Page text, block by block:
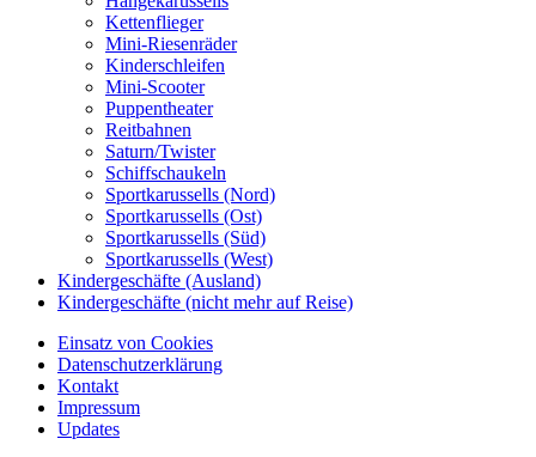
Kettenflieger
Mini-Riesenräder
Kinderschleifen
Mini-Scooter
Puppentheater
Reitbahnen
Saturn/Twister
Schiffschaukeln
Sportkarussells (Nord)
Sportkarussells (Ost)
Sportkarussells (Süd)
Sportkarussells (West)
Kindergeschäfte (Ausland)
Kindergeschäfte (nicht mehr auf Reise)
Einsatz von Cookies
Datenschutzerklärung
Kontakt
Impressum
Updates